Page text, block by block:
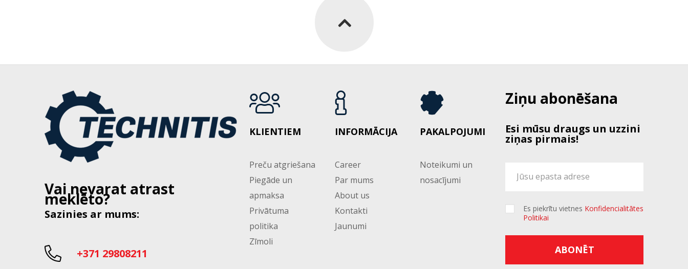
Vai nevarat atrast
meklēto?
Sazinies ar mums:
+371 29808211
KLIENTIEM
Preču atgriešana
Piegāde un
apmaksa
Privātuma
politika
Zīmoli
INFORMĀCIJA
Career
Par mums
About us
Kontakti
Jaunumi
PAKALPOJUMI
Noteikumi un
nosacījumi
Ziņu abonēšana
Esi mūsu draugs un uzzini
ziņas pirmais!
Es piekrītu vietnes Konfidencialitātes
Politikai
ABONĒT